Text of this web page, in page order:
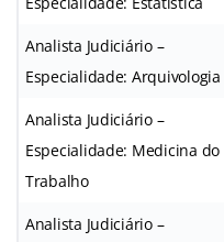
Analista Judiciário –
Especialidade: Arquivologia
Analista Judiciário –
Especialidade: Medicina do
Trabalho
Analista Judiciário –